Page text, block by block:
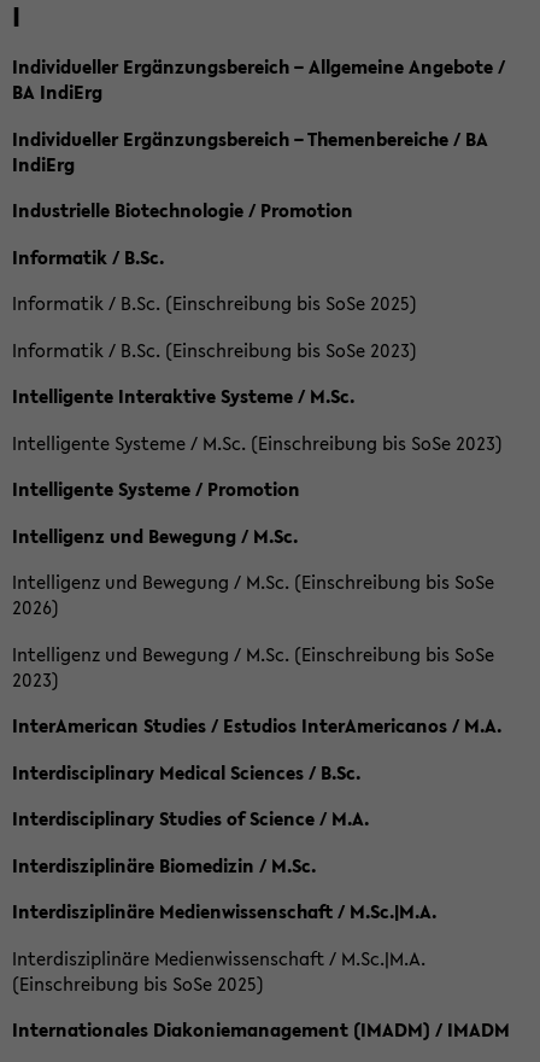
I
Individueller Ergänzungsbereich – Allgemeine Angebote /
BA IndiErg
Individueller Ergänzungsbereich – Themenbereiche / BA
IndiErg
Industrielle Biotechnologie / Promotion
Informatik / B.Sc.
Informatik / B.Sc. (Einschreibung bis SoSe 2025)
Informatik / B.Sc. (Einschreibung bis SoSe 2023)
Intelligente Interaktive Systeme / M.Sc.
Intelligente Systeme / M.Sc. (Einschreibung bis SoSe 2023)
Intelligente Systeme / Promotion
Intelligenz und Bewegung / M.Sc.
Intelligenz und Bewegung / M.Sc. (Einschreibung bis SoSe
2026)
Intelligenz und Bewegung / M.Sc. (Einschreibung bis SoSe
2023)
InterAmerican Studies / Estudios InterAmericanos / M.A.
Interdisciplinary Medical Sciences / B.Sc.
Interdisciplinary Studies of Science / M.A.
Interdisziplinäre Biomedizin / M.Sc.
Interdisziplinäre Medienwissenschaft / M.Sc.|M.A.
Interdisziplinäre Medienwissenschaft / M.Sc.|M.A.
(Einschreibung bis SoSe 2025)
Internationales Diakoniemanagement (IMADM) / IMADM